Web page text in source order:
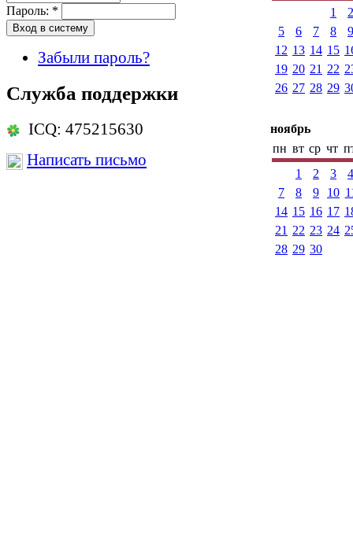
Пароль: *
Забыли пароль?
Служба поддержки
ICQ: 475215630
Написать письмо
1
2
5
6 7 8
9
12 13 14 15
19 20 21 22
26 27 28 29
ноябрь
пн вт ср чт
1
2 3
4
7
8 9 10
14 15 16 17
21 22 23 24
28 29 30